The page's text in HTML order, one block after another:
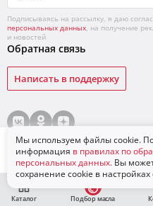
Сообщить о
Каталог Подбор масла
Подписываясь на рассылку, я даю
персональных данных, на получение
и новостей
Обратная связь
Написать в поддержку
© «ЛУКОЙЛ»,2026 Условия
Для бизнеса
Мы используем файлы cookie.
информация в правилах по
персональных данных. Вы
сохранение cookie в настройках